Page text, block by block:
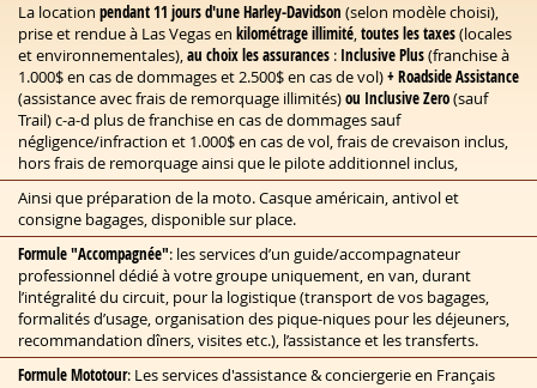
La location pendant 11 jours d'une Harley-Davidson (selon modèle choisi),
prise et rendue à Las Vegas en kilométrage illimité,toutes les taxes(locales
et environnementales),au choix les assurances : Inclusive Plus(franchise à
1.000$ en cas de dommages et 2.500$ en cas de vol)+ Roadside Assistance
(assistance avec frais de remorquage illimités)ou Inclusive Zero(sauf
Trail) c-a-d plus de franchise en cas de dommages sauf
négligence/infraction et 1.000$ en cas de vol, frais de crevaison inclus,
hors frais de remorquage ainsi que le pilote additionnel inclus,
Ainsi que préparation de la moto. Casque américain, antivol et
consigne bagages, disponible sur place.
Formule "Accompagnée": les services d’un guide/accompagnateur
professionnel dédié à votre groupe uniquement, en van, durant
l’intégralité du circuit, pour la logistique (transport de vos bagages,
formalités d’usage, organisation des pique-niques pour les déjeuners,
recommandation dîners, visites etc.), l’assistance et les transferts.
Formule Mototour: Les services d'assistance & conciergerie en Français